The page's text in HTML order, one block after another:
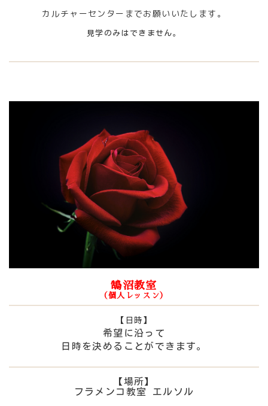
カルチャーセンターまでお願いいたします。
見学のみはできません。
鵠沼教室
（個人レッスン）
【日時】
希望に沿って
日時を決めることができます。
【場所】
フラメンコ教室 エルソル